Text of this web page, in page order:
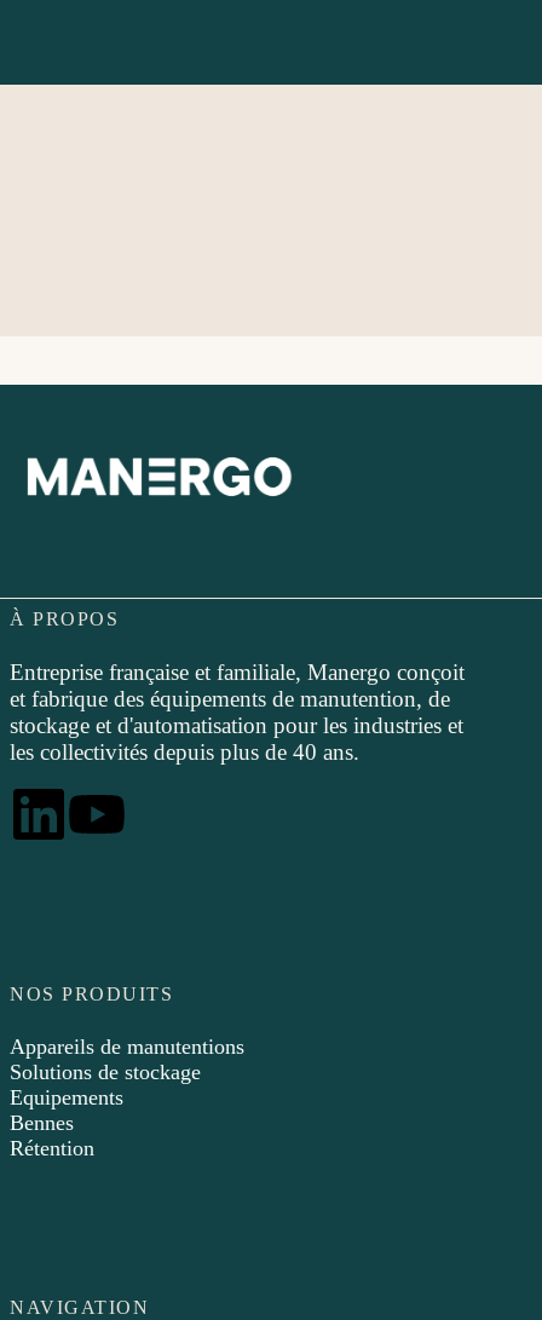
À PROPOS
Entreprise française et familiale, Manergo conçoit
et fabrique des équipements de manutention, de
stockage et d'automatisation pour les industries et
les collectivités depuis plus de 40 ans.
NOS PRODUITS
Appareils de manutentions
Solutions de stockage
Equipements
Bennes
Rétention
NAVIGATION